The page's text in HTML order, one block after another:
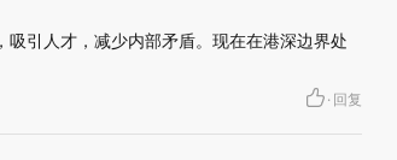
引人才，减少内部矛盾。现在在港深边界处
· 回复